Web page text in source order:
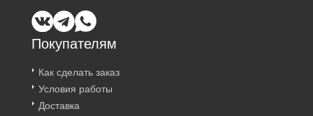
Покупателям
Как сделать заказ
Условия работы
Доставка